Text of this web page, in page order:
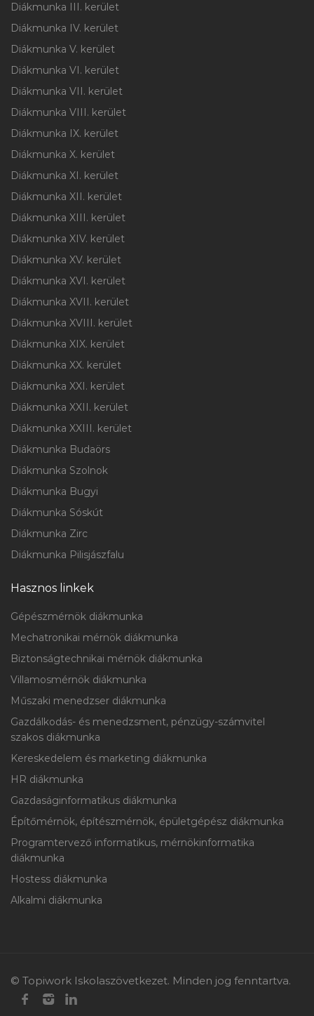
Diákmunka III. kerület
Diákmunka IV. kerület
Diákmunka V. kerület
Diákmunka VI. kerület
Diákmunka VII. kerület
Diákmunka VIII. kerület
Diákmunka IX. kerület
Diákmunka X. kerület
Diákmunka XI. kerület
Diákmunka XII. kerület
Diákmunka XIII. kerület
Diákmunka XIV. kerület
Diákmunka XV. kerület
Diákmunka XVI. kerület
Diákmunka XVII. kerület
Diákmunka XVIII. kerület
Diákmunka XIX. kerület
Diákmunka XX. kerület
Diákmunka XXI. kerület
Diákmunka XXII. kerület
Diákmunka XXIII. kerület
Diákmunka Budaörs
Diákmunka Szolnok
Diákmunka Bugyi
Diákmunka Sóskút
Diákmunka Zirc
Diákmunka Pilisjászfalu
Hasznos linkek
Gépészmérnök diákmunka
Mechatronikai mérnök diákmunka
Biztonságtechnikai mérnök diákmunka
Villamosmérnök diákmunka
Műszaki menedzser diákmunka
Gazdálkodás- és menedzsment, pénzügy-számvitel
szakos diákmunka
Kereskedelem és marketing diákmunka
HR diákmunka
Gazdaságinformatikus diákmunka
Építőmérnök, építészmérnök, épületgépész diákmunka
Programtervező informatikus, mérnökinformatika
diákmunka
Hostess diákmunka
Alkalmi diákmunka
© Topiwork Iskolaszövetkezet. Minden jog fenntartva.